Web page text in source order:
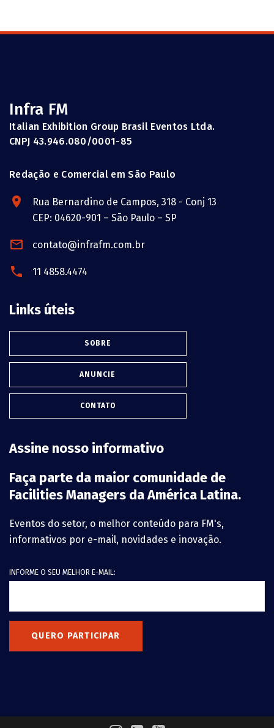
Infra FM
Italian Exhibition Group Brasil Eventos Ltda.
CNPJ 43.946.080/0001-85
Redação e Comercial em São Paulo
Rua Bernardino de Campos, 318 - Conj 13
CEP: 04620-901 – São Paulo – SP
contato@infrafm.com.br
11 4858.4474
Links úteis
SOBRE
ANUNCIE
CONTATO
Assine nosso informativo
Faça parte da maior comunidade de
Facilities Managers da América Latina.
Eventos do setor, o melhor conteúdo para FM's,
informativos por e-mail, novidades e inovação.
INFORME O SEU MELHOR E-MAIL:
QUERO PARTICIPAR